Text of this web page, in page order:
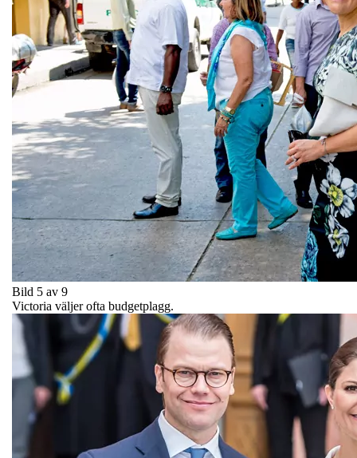
Bild 5 av 9
Victoria väljer ofta budgetplagg.